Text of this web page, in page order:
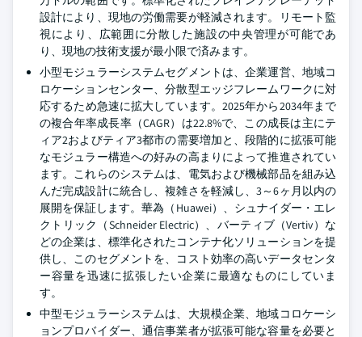
設計により、現地の労働需要が軽減されます。リモート監
視により、広範囲に分散した施設の中央管理が可能であ
り、現地の技術支援が最小限で済みます。
小型モジュラーシステムセグメントは、企業運営、地域コ
ロケーションセンター、分散型エッジフレームワークに対
応するため急速に拡大しています。2025年から2034年まで
の複合年率成長率（CAGR）は22.8%で、この成長は主にテ
ィア2およびティア3都市の需要増加と、段階的に拡張可能
なモジュラー構造への好みの高まりによって推進されてい
ます。これらのシステムは、電気および機械部品を組み込
んだ完成設計に統合し、複雑さを軽減し、3～6ヶ月以内の
展開を保証します。華為（Huawei）、シュナイダー・エレ
クトリック（Schneider Electric）、バーティブ（Vertiv）な
どの企業は、標準化されたコンテナ化ソリューションを提
供し、このセグメントを、コスト効率の高いデータセンタ
ー容量を迅速に拡張したい企業に最適なものにしていま
す。
中型モジュラーシステムは、大規模企業、地域コロケーシ
ョンプロバイダー、通信事業者が拡張可能な容量を必要と